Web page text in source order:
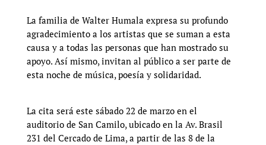
La familia de Walter Humala expresa su profundo
agradecimiento a los artistas que se suman a esta
causa y a todas las personas que han mostrado su
apoyo. Así mismo, invitan al público a ser parte de
esta noche de música, poesía y solidaridad.
La cita será este sábado 22 de marzo en el
auditorio de San Camilo, ubicado en la Av. Brasil
231 del Cercado de Lima, a partir de las 8 de la